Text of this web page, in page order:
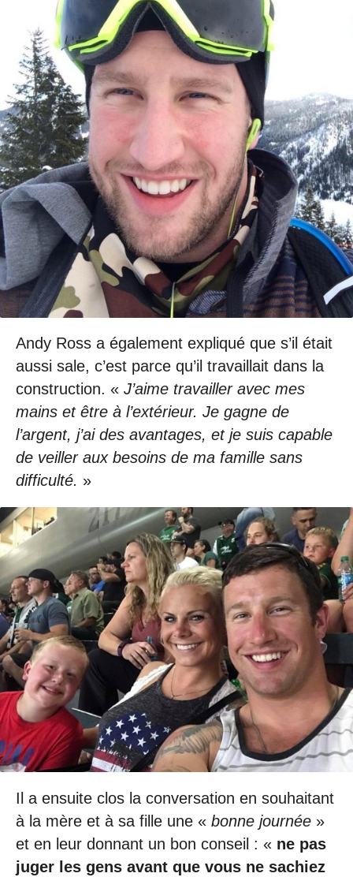
Andy Ross a également expliqué que s’il était
aussi sale, c’est parce qu’il travaillait dans la
construction. « J’aime travailler avec mes
mains et être à l’extérieur. Je gagne de
l’argent, j’ai des avantages, et je suis capable
de veiller aux besoins de ma famille sans
difficulté. »
Il a ensuite clos la conversation en souhaitant
à la mère et à sa fille une « bonne journée »
et en leur donnant un bon conseil : « ne pas
juger les gens avant que vous ne sachiez